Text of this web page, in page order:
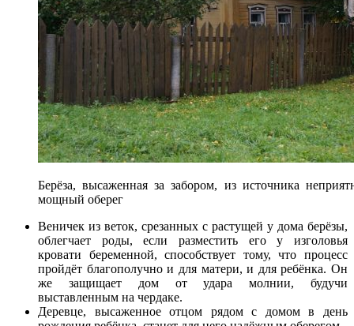
Берёза, высаженная за забором, из источника
мощный оберег
Веничек из веток, срезанных с растущей у дома берёзы,
облегчает роды, если разместить его у изголовья
кровати беременной, способствует тому, что процесс
пройдёт благополучно и для матери, и для ребёнка. Он
же защищает дом от удара молнии, будучи
выставленным на чердаке.
Деревце, высаженное отцом рядом с домом в день